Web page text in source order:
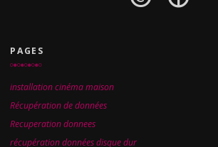
PAGES
installation cinéma maison
Récupération de données
Recuperation donnees
récupération données disque dur